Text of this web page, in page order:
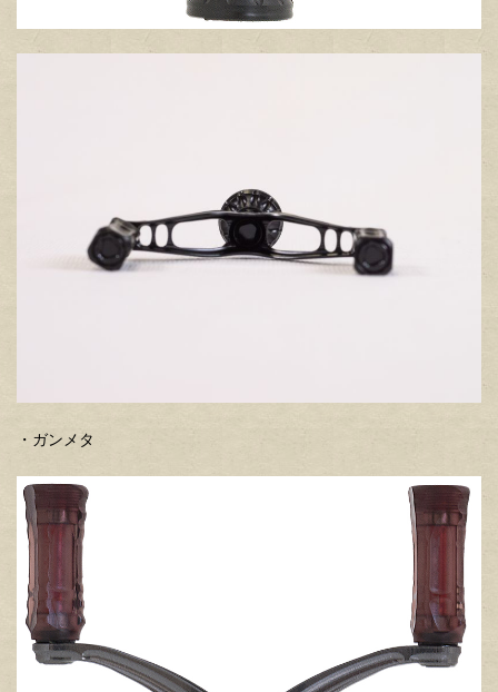
・ガンメタ